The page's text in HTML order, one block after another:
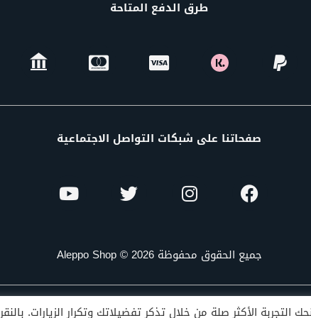
طرق الدفع المتاحة
صفحاتنا على شبكات التواصل الاجتماعية
جميع الحقوق محفوظة Aleppo Shop © 2026
الأكثر صلة من خلال تذكر تفضيلاتك وتكرار الزيارات.